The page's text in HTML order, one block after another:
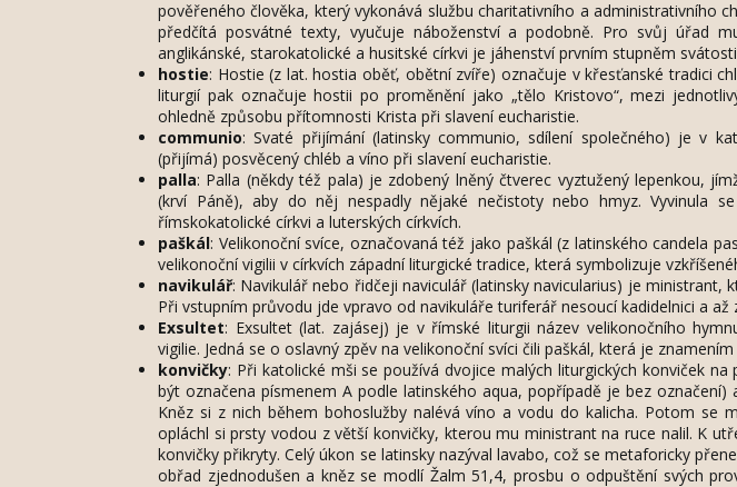
pověřeného člověka, který vykonává službu charitativního a administrativního
předčítá posvátné texty, vyučuje náboženství a podobně. Pro svůj úřad
anglikánské, starokatolické a husitské církvi je jáhenství prvním stupněm
hostie: Hostie (z lat. hostia oběť, obětní zvíře) označuje v křesťanské tradici
liturgií pak označuje hostii po proměnění jako „tělo Kristovo“, mezi
ohledně způsobu přítomnosti Krista při slavení eucharistie.
communio: Svaté přijímání (latinsky communio, sdílení společného) je v
(přijímá) posvěcený chléb a víno při slavení eucharistie.
palla: Palla (někdy též pala) je zdobený lněný čtverec vyztužený lepenkou,
(krví Páně), aby do něj nespadly nějaké nečistoty nebo hmyz. Vyvinula
římskokatolické církvi a luterských církvích.
paškál: Velikonoční svíce, označovaná též jako paškál (z latinského candela
velikonoční vigilii v církvích západní liturgické tradice, která symbolizuje
navikulář: Navikulář nebo řidčeji naviculář (latinsky navicularius) je ministrant,
Při vstupním průvodu jde vpravo od navikuláře turiferář nesoucí kadidelnici a
Exsultet: Exsultet (lat. zajásej) je v římské liturgii název velikonočního
vigilie. Jedná se o oslavný zpěv na velikonoční svíci čili paškál, která je
konvičky: Při katolické mši se používá dvojice malých liturgických konviček
být označena písmenem A podle latinského aqua, popřípadě je bez
Kněz si z nich během bohoslužby nalévá víno a vodu do kalicha. Potom se
opláchl si prsty vodou z větší konvičky, kterou mu ministrant na ruce nalil. K
konvičky přikryty. Celý úkon se latinsky nazýval lavabo, což se metaforicky
obřad zjednodušen a kněz se modlí Žalm 51,4, prosbu o odpuštění svých